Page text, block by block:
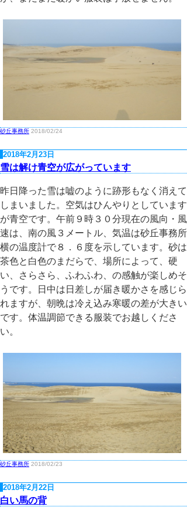
砂丘事務所 2018/02/24
2018年2月23日
雪は解け青空が広がっています
昨日降った雪は嘘のように跡形もなく消えて
しまいました。空気はひんやりとしています
が青空です。午前９時３０分現在の風向・風
速は、南の風３メートル、気温は砂丘事務所
横の温度計で８．６度を示しています。砂は
茶色と白色のまだらで、場所によって、硬
い、さらさら、ふわふわ、の感触が楽しめそ
うです。日中は日差しが届き暖かさを感じら
れますが、朝晩は冷え込み寒暖の差が大きい
です。体温調節できる服装でお越しくださ
い。
砂丘事務所 2018/02/23
2018年2月22日
白い馬の背